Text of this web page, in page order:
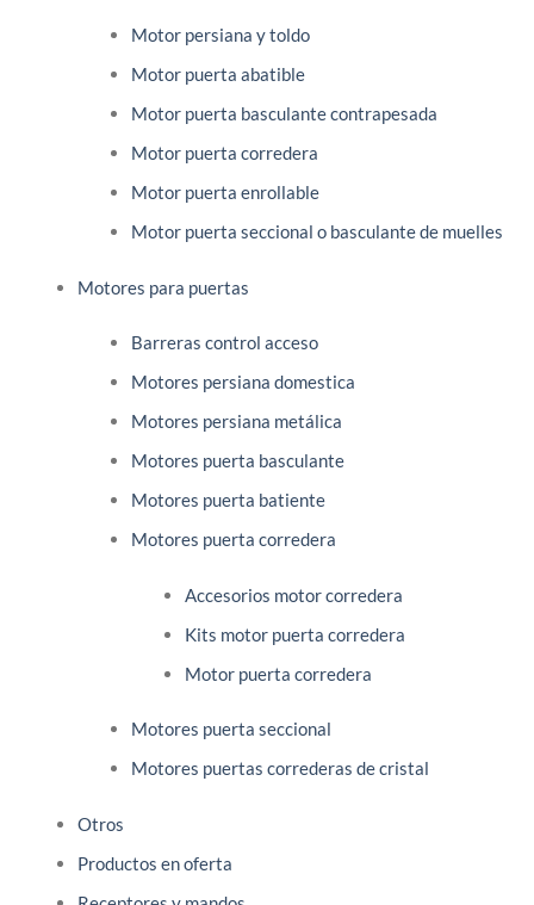
Motor persiana y toldo
Motor puerta abatible
Motor puerta basculante contrapesada
Motor puerta corredera
Motor puerta enrollable
Motor puerta seccional o basculante de muelles
Motores para puertas
Barreras control acceso
Motores persiana domestica
Motores persiana metálica
Motores puerta basculante
Motores puerta batiente
Motores puerta corredera
Accesorios motor corredera
Kits motor puerta corredera
Motor puerta corredera
Motores puerta seccional
Motores puertas correderas de cristal
Otros
Productos en oferta